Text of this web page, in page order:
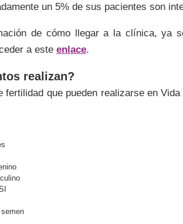
un 5% de sus pacientes son
de cómo llegar a la clínica, ya
a este enlace.
realizan?
fertilidad que pueden realizarse en